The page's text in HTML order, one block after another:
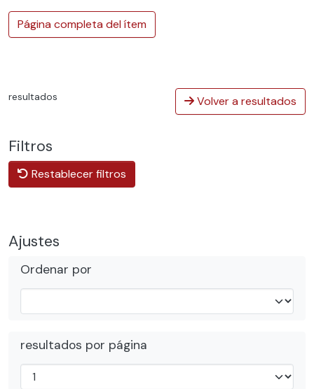
Página completa del ítem
resultados Volver a resultados
Filtros
Restablecer filtros
Ajustes
Ordenar por
resultados por página